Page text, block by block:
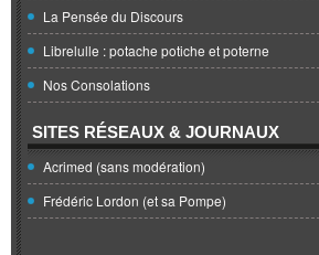
La Pensée du Discours
Librelulle : potache potiche et poterne
Nos Consolations
SITES RÉSEAUX & JOURNAUX
Acrimed (sans modération)
Frédéric Lordon (et sa Pompe)